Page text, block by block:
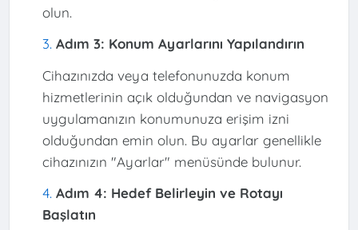
olun.
Adım 3: Konum Ayarlarını Yapılandırın
Cihazınızda veya telefonunuzda konum
hizmetlerinin açık olduğundan ve navigasyon
uygulamanızın konumunuza erişim izni
olduğundan emin olun. Bu ayarlar genellikle
cihazınızın "Ayarlar" menüsünde bulunur.
Adım 4: Hedef Belirleyin ve Rotayı
Başlatın